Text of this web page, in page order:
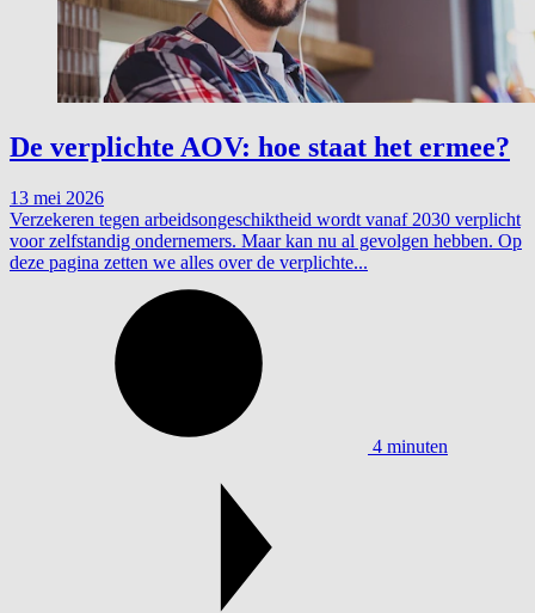
De verplichte AOV: hoe staat het ermee?
13 mei 2026
Verzekeren tegen arbeidsongeschiktheid wordt vanaf 2030 verplicht
voor zelfstandig ondernemers. Maar kan nu al gevolgen hebben. Op
deze pagina zetten we alles over de verplichte...
4 minuten